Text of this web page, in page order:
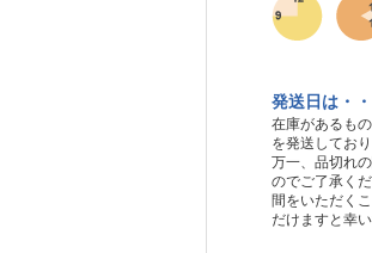
発送日は・・
在庫があるも
を発送してお
万一、品切れ
のでご了承く
間をいただく
だけますと幸い